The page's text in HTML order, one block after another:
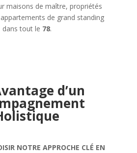
maisons de maître, propriétés
de grand standing
dans tout le 78.
d’un
NOTRE APPROCHE CLÉ EN